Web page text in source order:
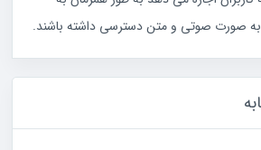
صورت صوتی و متن دسترسی داشته باشند.